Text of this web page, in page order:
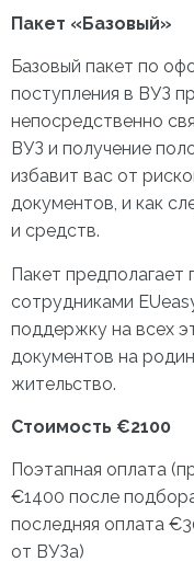
Пакет «Базовый»
Базовый пакет по
поступления в ВУЗ
непосредственно
ВУЗ и получение
избавит вас от
документов, и как
и средств.
Пакет
сотрудниками
поддержку на всех
документов на
жительство.
Стоимость €2100
Поэтапная оплата
€1400 после
последняя оплата
от ВУЗа)